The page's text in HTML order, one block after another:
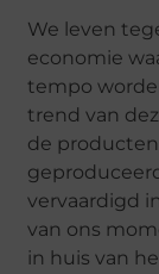
We leven
economie
tempo
trend van
de
vervaardigd
van ons
in huis van